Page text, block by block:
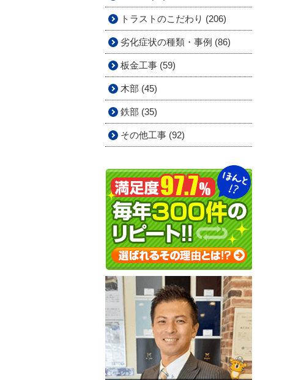
トラストのこだわり (206)
劣化症状の種類・事例 (86)
板金工事 (59)
木部 (45)
鉄部 (35)
その他工事 (92)